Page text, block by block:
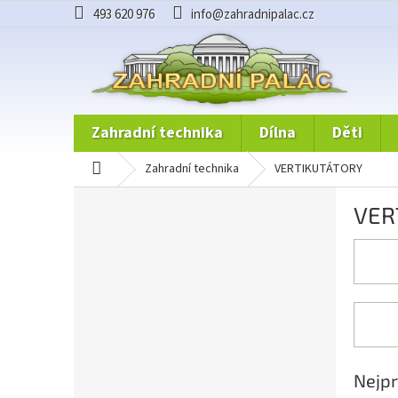
na
493 620 976 info@zahradnipalac.cz
zahradní technika dílna děti
domů zahradní technika VERTIKUTÁTORY